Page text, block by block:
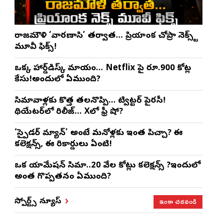
రాజమౌళి ‘వారణాసి’ తర్వాత… ప్రియాంక చోప్రా నెక్స్ట్
మూవీ ఫిక్స్!
ఒక్క హార్డ్‌డిస్క్ మాయం… Netflix పై రూ.900 కోట్ల
కేసు!అందులో ఏముంది?
సినిమావాళ్లకు కొత్త తలనొప్పి… ట్విట్టర్ పైరసీ!
థియేటర్‌లో రిలీజ్… Xలో ఫ్రీ షో?
‘స్పైడర్ మ్యాన్’ అంటే మనోళ్లకు ఇంత పిచ్చా? ఈ
కలెక్షన్స్, ఈ రికార్డులు ఏంటి!
ఒక యానిమేషన్ సినిమా..20 వేల కోట్లు కలెక్షన్స్ ?ఇందులో
అంత గొప్పతనం ఏముంది?
స్పోర్ట్స్ న్యూస్ ఇంకా చదవండి